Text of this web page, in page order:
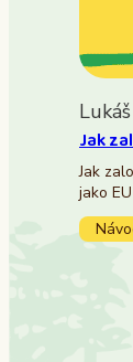
Jak
Jak
jako